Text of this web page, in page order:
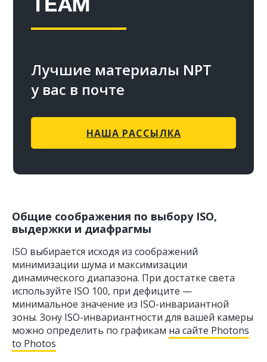
Лучшие материалы NPT
у вас в почте
НАША РАССЫЛКА
Общие соображения по выбору ISO,
выдержки и диафрагмы
ISO выбирается исходя из соображений
минимизации шума и максимизации
динамического диапазона. При достатке света
используйте ISO 100, при дефиците —
минимальное значение из ISO-инвариантной
зоны. Зону ISO-инвариантности для вашей камеры
можно определить по графикам на сайте Photons
to Photos